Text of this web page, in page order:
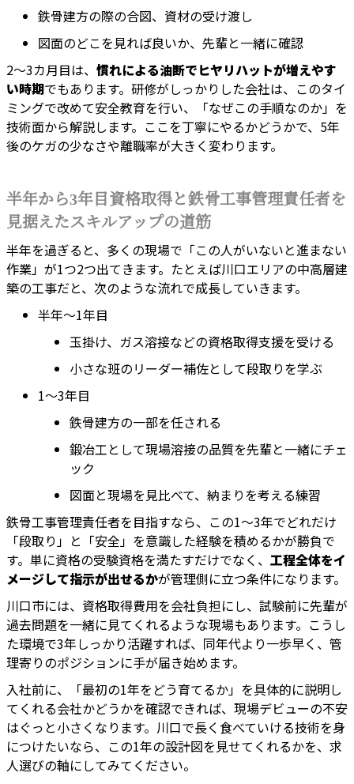
鉄骨建方の際の合図、資材の受け渡し
図面のどこを見れば良いか、先輩と一緒に確認
2〜3カ月目は、 慣れによる油断でヒヤリハットが増えやす
い時期でもあります。研修がしっかりした会社は、このタイ
ミングで改めて安全教育を行い、「なぜこの手順なのか」を
技術面から解説します。ここを丁寧にやるかどうかで、5年
後のケガの少なさや離職率が大きく変わります。
半年から3年目資格取得と鉄骨工事管理責任者を
見据えたスキルアップの道筋
半年を過ぎると、多くの現場で「この人がいないと進まない
作業」が1つ2つ出てきます。たとえば川口エリアの中高層建
築の工事だと、次のような流れで成長していきます。
半年〜1年目
玉掛け、ガス溶接などの資格取得支援を受ける
小さな班のリーダー補佐として段取りを学ぶ
1〜3年目
鉄骨建方の一部を任される
鍛冶工として現場溶接の品質を先輩と一緒にチェ
ック
図面と現場を見比べて、納まりを考える練習
鉄骨工事管理責任者を目指すなら、この1〜3年でどれだけ
「段取り」と「安全」を意識した経験を積めるかが勝負で
す。単に資格の受験資格を満たすだけでなく、 工程全体をイ
メージして指示が出せるかが管理側に立つ条件になります。
川口市には、資格取得費用を会社負担にし、試験前に先輩が
過去問題を一緒に見てくれるような現場もあります。こうし
た環境で3年しっかり活躍すれば、同年代より一歩早く、管
理寄りのポジションに手が届き始めます。
入社前に、「最初の1年をどう育てるか」を具体的に説明し
てくれる会社かどうかを確認できれば、現場デビューの不安
はぐっと小さくなります。川口で長く食べていける技術を身
につけたいなら、この1年の設計図を見せてくれるかを、求
人選びの軸にしてみてください。